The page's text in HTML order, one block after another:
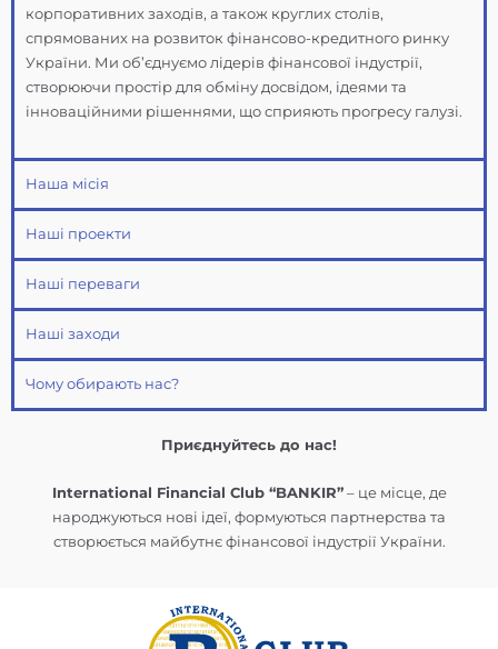
корпоративних заходів, а також круглих столів,
спрямованих на розвиток фінансово-кредитного ринку
України. Ми об’єднуємо лідерів фінансової індустрії,
створюючи простір для обміну досвідом, ідеями та
інноваційними рішеннями, що сприяють прогресу галузі.
Наша місія
Наші проекти
Наші переваги
Наші заходи
Чому обирають нас?
Приєднуйтесь до нас!
International Financial Club “BANKIR”– це місце, де
народжуються нові ідеї, формуються партнерства та
створюється майбутнє фінансової індустрії України.